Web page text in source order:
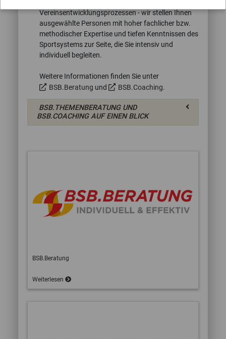
Vereinsentwicklungsprozessen - wir stellen Ihnen
ausgewählte Personen mit hoher fachlicher bzw.
methodischer Expertise und tiefen Kenntnissen des
Sportsystems zur Seite, die Sie intensiv und
individuell begleiten.
Weitere Informationen finden Sie unter
BSB.Beratung und BSB.Coaching.
BSB.THEMENBERATUNG UND
BSB.COACHING AUF EINEN BLICK
BSB.Beratung
Weiterlesen